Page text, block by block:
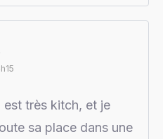
est très kitch, et je
sa place dans une